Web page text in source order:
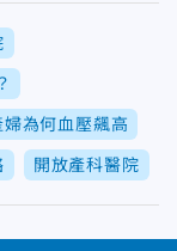
婦為何血壓飆高
開放產科醫院